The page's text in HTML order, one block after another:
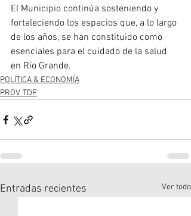
El Municipio continúa sosteniendo y
fortaleciendo los espacios que, a lo largo
de los años, se han constituido como
esenciales para el cuidado de la salud
en Río Grande.
POLÍTICA & ECONOMÍA
PROV. TDF
Entradas recientes Ver todo